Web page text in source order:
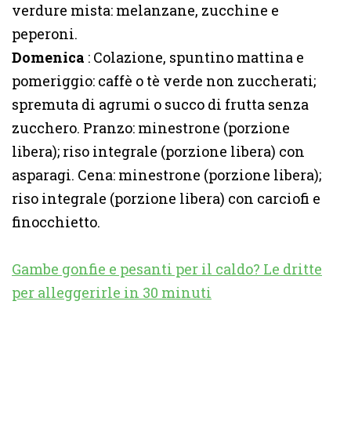
verdure mista: melanzane, zucchine e
peperoni.
Domenica : Colazione, spuntino mattina e
pomeriggio: caffè o tè verde non zuccherati;
spremuta di agrumi o succo di frutta senza
zucchero. Pranzo: minestrone (porzione
libera); riso integrale (porzione libera) con
asparagi. Cena: minestrone (porzione libera);
riso integrale (porzione libera) con carciofi e
finocchietto.
Gambe gonfie e pesanti per il caldo? Le dritte
per alleggerirle in 30 minuti